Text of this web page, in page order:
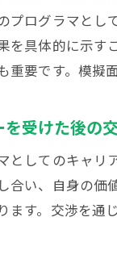
プログラマとし
を具体的に示す
重要です。模擬
を受けた後の
としてのキャリ
合い、自身の価
ます。交渉を通